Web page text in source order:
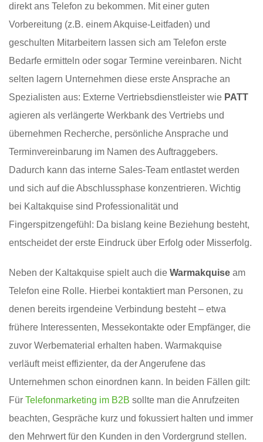
direkt ans Telefon zu bekommen. Mit einer guten
Vorbereitung (z.B. einem Akquise-Leitfaden) und
geschulten Mitarbeitern lassen sich am Telefon erste
Bedarfe ermitteln oder sogar Termine vereinbaren. Nicht
selten lagern Unternehmen diese erste Ansprache an
Spezialisten aus: Externe Vertriebsdienstleister wie PATT
agieren als verlängerte Werkbank des Vertriebs und
übernehmen Recherche, persönliche Ansprache und
Terminvereinbarung im Namen des Auftraggebers.
Dadurch kann das interne Sales-Team entlastet werden
und sich auf die Abschlussphase konzentrieren. Wichtig
bei Kaltakquise sind Professionalität und
Fingerspitzengefühl: Da bislang keine Beziehung besteht,
entscheidet der erste Eindruck über Erfolg oder Misserfolg.
Neben der Kaltakquise spielt auch die Warmakquise am
Telefon eine Rolle. Hierbei kontaktiert man Personen, zu
denen bereits irgendeine Verbindung besteht – etwa
frühere Interessenten, Messekontakte oder Empfänger, die
zuvor Werbematerial erhalten haben. Warmakquise
verläuft meist effizienter, da der Angerufene das
Unternehmen schon einordnen kann. In beiden Fällen gilt:
Für Telefonmarketing im B2B sollte man die Anrufzeiten
beachten, Gespräche kurz und fokussiert halten und immer
den Mehrwert für den Kunden in den Vordergrund stellen.